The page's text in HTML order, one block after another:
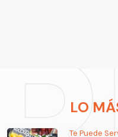
LO
Te Puede